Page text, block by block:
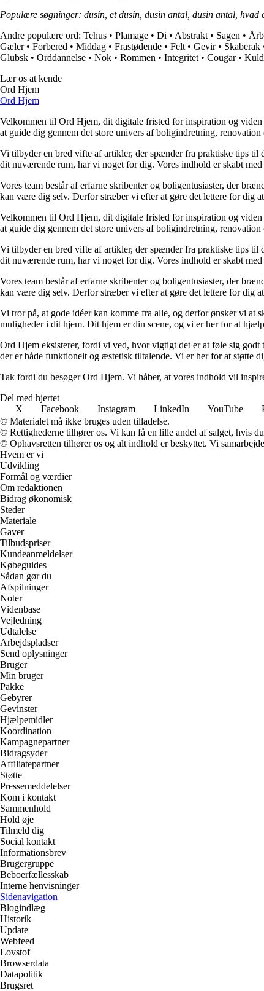
Populære søgninger: dusin, et dusin, dusin antal, dusin antal, hvad
Andre populære ord: Tehus • Plamage • Di • Abstrakt • Sagen •
Gæler• Forbered • Middag • Frastødende • Felt • Gevir• Skaberak
Glubsk • Orddannelse • Nok • Rommen • Integritet • Cougar•
Lær os at kende
Ord Hjem
Ord Hjem
Velkommen til Ord Hjem, dit digitale fristed for inspiration og
at guide dig gennem det store univers af boligindretning,
Vi tilbyder en bred vifte af artikler, der spænder fra praktiske tips til
dit nuværende rum, har vi noget for dig. Vores indhold er skabt
Vores team består af erfarne skribenter og boligentusiaster, der
kan være dig selv. Derfor stræber vi efter at gøre det lettere for dig
Velkommen til Ord Hjem, dit digitale fristed for inspiration og
at guide dig gennem det store univers af boligindretning,
Vi tilbyder en bred vifte af artikler, der spænder fra praktiske tips til
dit nuværende rum, har vi noget for dig. Vores indhold er skabt
Vores team består af erfarne skribenter og boligentusiaster, der
kan være dig selv. Derfor stræber vi efter at gøre det lettere for dig
Vi tror på, at gode idéer kan komme fra alle, og derfor ønsker vi
muligheder i dit hjem. Dit hjem er din scene, og vi er her for at
Ord Hjem eksisterer, fordi vi ved, hvor vigtigt det er at føle sig
der er både funktionelt og æstetisk tiltalende. Vi er her for at støtte
Tak fordi du besøger Ord Hjem. Vi håber, at vores indhold vil
Del med hjertet
X
Facebook Instagram LinkedIn YouTube
© Materialet må ikke bruges uden tilladelse.
© Rettighederne tilhører os. Vi kan få en lille andel af salget, hvis
© Ophavsretten tilhører os og alt indhold er beskyttet. Vi
Hvem er vi
Udvikling
Formål og værdier
Om redaktionen
Bidrag økonomisk
Steder
Materiale
Gaver
Tilbudspriser
Kundeanmeldelser
Købeguides
Sådan gør du
Afspilninger
Noter
Videnbase
Vejledning
Udtalelse
Arbejdspladser
Send oplysninger
Bruger
Min bruger
Pakke
Gebyrer
Gevinster
Hjælpemidler
Koordination
Kampagnepartner
Bidragsyder
Affiliatepartner
Støtte
Pressemeddelelser
Kom i kontakt
Sammenhold
Hold øje
Tilmeld dig
Social kontakt
Informationsbrev
Brugergruppe
Beboerfællesskab
Interne henvisninger
Sidenavigation
Blogindlæg
Historik
Update
Webfeed
Lovstof
Browserdata
Datapolitik
Brugsret